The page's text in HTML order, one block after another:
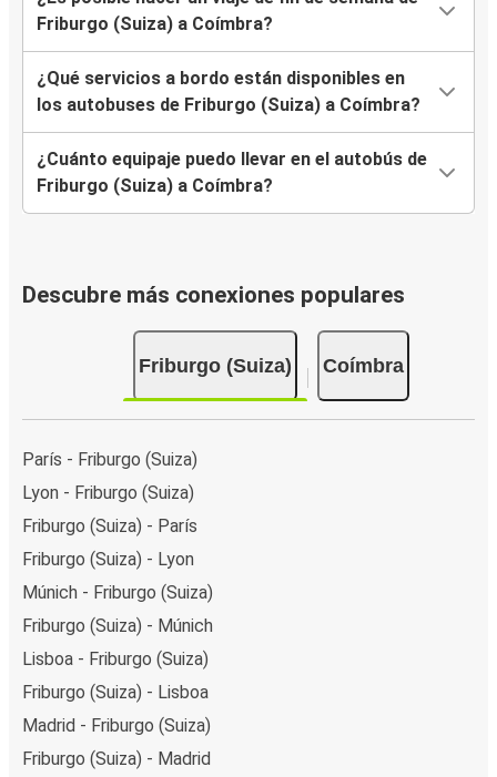
Friburgo (Suiza) a Coímbra?
¿Qué servicios a bordo están disponibles en
los autobuses de Friburgo (Suiza) a Coímbra?
¿Cuánto equipaje puedo llevar en el autobús de
Friburgo (Suiza) a Coímbra?
Descubre más conexiones populares
Friburgo (Suiza) Coímbra
París - Friburgo (Suiza)
Lyon - Friburgo (Suiza)
Friburgo (Suiza) - París
Friburgo (Suiza) - Lyon
Múnich - Friburgo (Suiza)
Friburgo (Suiza) - Múnich
Lisboa - Friburgo (Suiza)
Friburgo (Suiza) - Lisboa
Madrid - Friburgo (Suiza)
Friburgo (Suiza) - Madrid